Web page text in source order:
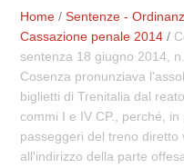
Home /Sentenze -
Cassazione penale 2014 /
sentenza 18 giugno 2014,
Cosenza pronunziava
biglietti di Trenitalia dal
commi I e IV CP., perché,
passeggeri del treno diretto
all'indirizzo della parte